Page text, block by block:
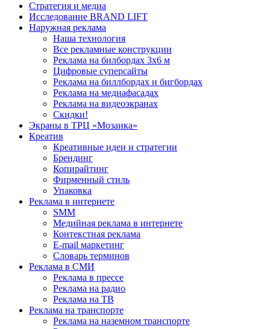
Стратегия и медиа
Исследование BRAND LIFT
Наружная реклама
Наша технология
Все рекламные конструкции
Реклама на билбордах 3х6 м
Цифровые суперсайты
Реклама на биллбордах и бигбордах
Реклама на медиафасадах
Реклама на видеоэкранах
Скидки!
Экраны в ТРЦ «Мозаика»
Креатив
Креативные идеи и стратегии
Брендинг
Копирайтинг
Фирменный стиль
Упаковка
Реклама в интернете
SMM
Медийная реклама в интернете
Контекстная реклама
E-mail маркетинг
Словарь терминов
Реклама в СМИ
Реклама в прессе
Реклама на радио
Реклама на ТВ
Реклама на транспорте
Реклама на наземном транспорте